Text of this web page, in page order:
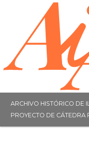
ARCHIVO HISTÓRICO DE
PROYECTO DE CÁTEDRA